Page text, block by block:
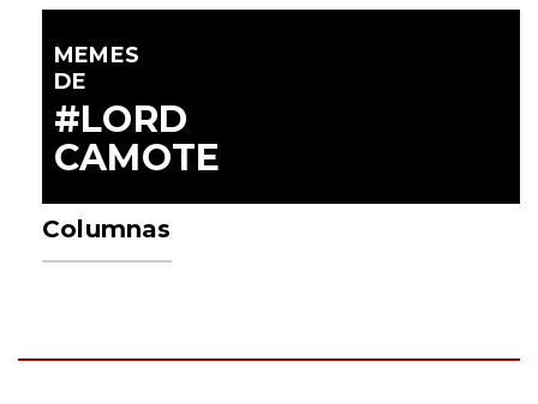
MEMES
DE
#LORD
CAMOTE
Columnas